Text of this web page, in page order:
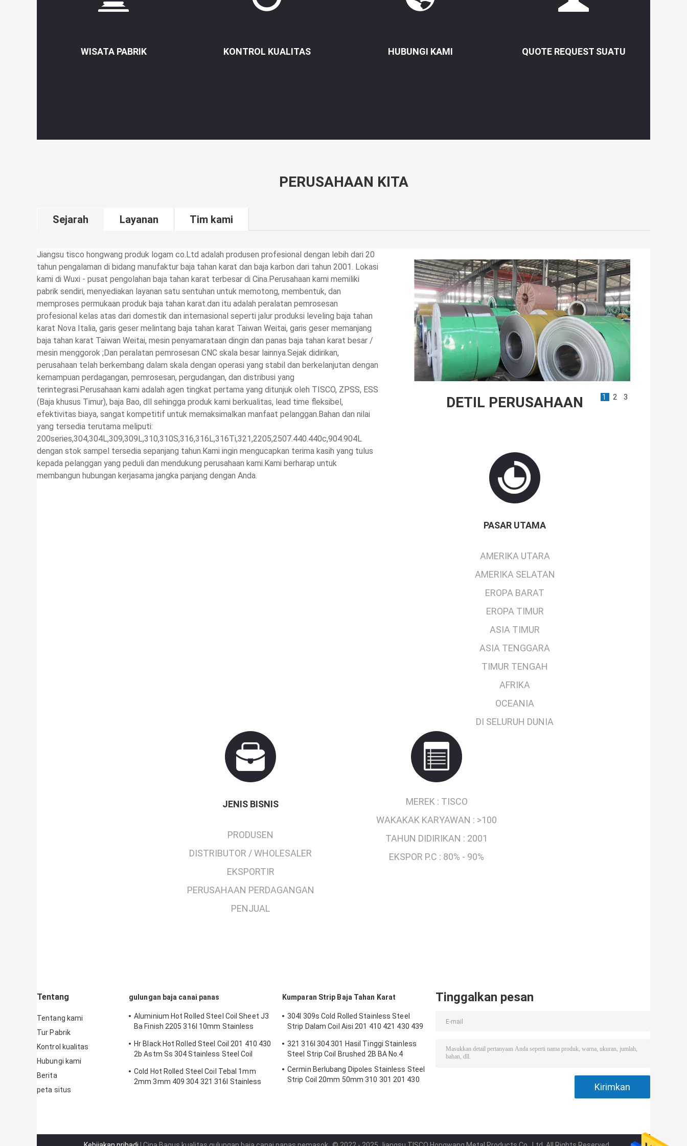
WISATA PABRIK KONTROL KUALITAS HUBUNGI KAMI QUOTE REQUEST SUATU
PERUSAHAAN KITA
Sejarah Layanan Tim kami
Jiangsu tisco hongwang produk logam co.Ltd adalah produsen profesional dengan lebih dari 20
tahun pengalaman di bidang manufaktur baja tahan karat dan baja karbon dari tahun 2001. Lokasi
kami di Wuxi - pusat pengolahan baja tahan karat terbesar di Cina.Perusahaan kami memiliki
pabrik sendiri, menyediakan layanan satu sentuhan untuk memotong, membentuk, dan
memproses permukaan produk baja tahan karat.dan itu adalah peralatan pemrosesan
profesional kelas atas dari domestik dan internasional seperti jalur produksi leveling baja tahan
karat Nova Italia, garis geser melintang baja tahan karat Taiwan Weitai, garis geser memanjang
baja tahan karat Taiwan Weitai, mesin penyamarataan dingin dan panas baja tahan karat besar /
mesin menggorok ;Dan peralatan pemrosesan CNC skala besar lainnya.Sejak didirikan,
perusahaan telah berkembang dalam skala dengan operasi yang stabil dan berkelanjutan dengan
kemampuan perdagangan, pemrosesan, pergudangan, dan distribusi yang
terintegrasi.Perusahaan kami adalah agen tingkat pertama yang ditunjuk oleh TISCO, ZPSS, ESS
(Baja khusus Timur), baja Bao, dll sehingga produk kami berkualitas, lead time fleksibel,
efektivitas biaya, sangat kompetitif untuk memaksimalkan manfaat pelanggan.Bahan dan nilai
yang tersedia terutama meliputi:
200series,304,304L,309,309L,310,310S,316,316L,316Ti,321,2205,2507.440.440c,904.904L
dengan stok sampel tersedia sepanjang tahun.Kami ingin mengucapkan terima kasih yang tulus
kepada pelanggan yang peduli dan mendukung perusahaan kami.Kami berharap untuk
membangun hubungan kerjasama jangka panjang dengan Anda.
1 2 3
DETIL PERUSAHAAN
PASAR UTAMA
AMERIKA UTARA
AMERIKA SELATAN
EROPA BARAT
EROPA TIMUR
ASIA TIMUR
ASIA TENGGARA
TIMUR TENGAH
AFRIKA
OCEANIA
DI SELURUH DUNIA
JENIS BISNIS
PRODUSEN
DISTRIBUTOR / WHOLESALER
EKSPORTIR
PERUSAHAAN PERDAGANGAN
PENJUAL
MEREK : TISCO
WAKAKAK KARYAWAN : >100
TAHUN DIDIRIKAN : 2001
EKSPOR P.C : 80% - 90%
Tentang
Tentang kami
Tur Pabrik
Kontrol kualitas
Hubungi kami
Berita
peta situs
gulungan baja canai panas
Aluminium Hot Rolled Steel Coil Sheet J3
Ba Finish 2205 316l 10mm Stainless
Hr Black Hot Rolled Steel Coil 201 410 430
2b Astm Ss 304 Stainless Steel Coil
Cold Hot Rolled Steel Coil Tebal 1mm
2mm 3mm 409 304 321 316l Stainless
Kumparan Strip Baja Tahan Karat
304l 309s Cold Rolled Stainless Steel
Strip Dalam Coil Aisi 201 410 421 430 439
321 316l 304 301 Hasil Tinggi Stainless
Steel Strip Coil Brushed 2B BA No.4
Cermin Berlubang Dipoles Stainless Steel
Strip Coil 20mm 50mm 310 301 201 430
Tinggalkan pesan